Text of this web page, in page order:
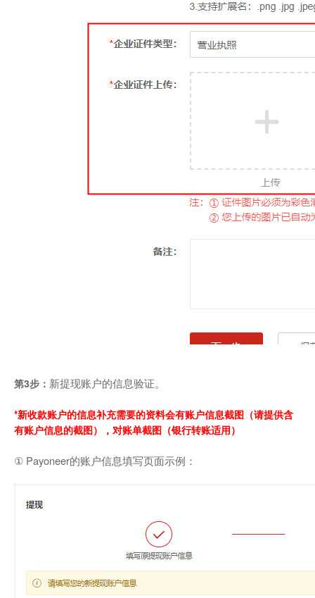
第3步： 新提现账户的信息验证。
*新收款账户的信息补充需要的资料会有账户信息截图（请提供含
有账户信息的截图），对账单截图（银行转账适用）
① Payoneer的账户信息填写页面示例：